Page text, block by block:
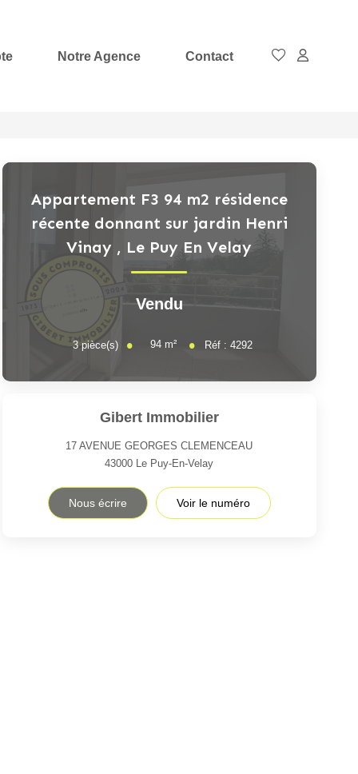
Notre Agence Contact
Appartement F3 94 m2 résidence
récente donnant sur jardin Henri
Vinay , Le Puy En Velay
Vendu
3pièce(s) 94 m² Réf : 4292
Gibert Immobilier
17 AVENUE GEORGES CLEMENCEAU
43000 Le Puy-En-Velay
Nous écrire Voir le numéro